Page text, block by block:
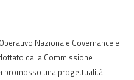
Nazionale Governance e
dalla Commissione
promosso una progettualità